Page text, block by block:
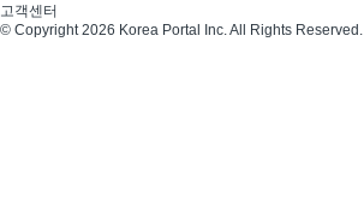
고객센터
© Copyright 2026 Korea Portal Inc. All Rights Reserved.